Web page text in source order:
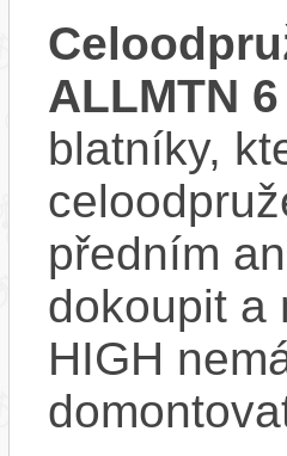
ALLMTN
blatníky,
předním
dokoupit a
HIGH